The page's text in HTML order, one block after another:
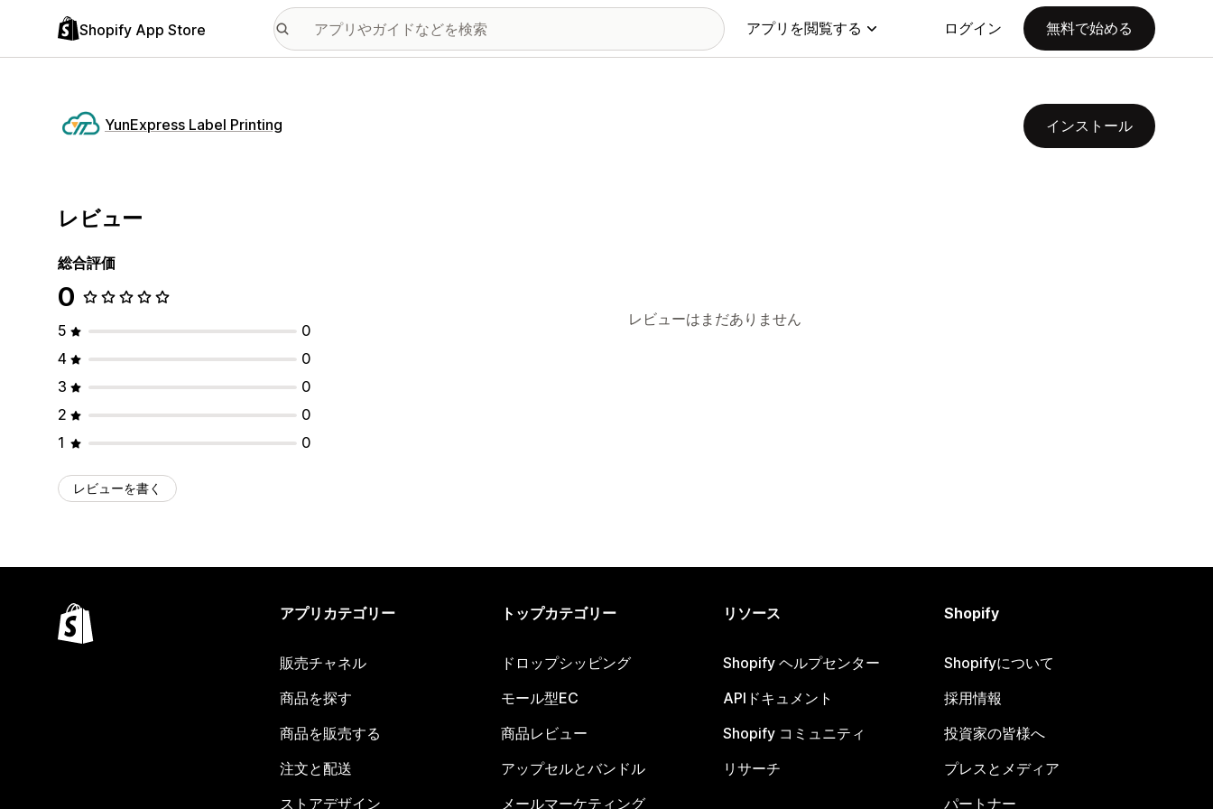
Shopify App Store アプリを閲覧する ログイン 無料で始める
YunExpress Label Printing インストール
レビュー
総合評価
0
5
0
4
0
3
0
2
0
1
0
レビューを書く
レビューはまだありません
アプリカテゴリー
販売チャネル
商品を探す
商品を販売する
注文と配送
ストアデザイン
トップカテゴリー
ドロップシッピング
モール型EC
商品レビュー
アップセルとバンドル
メールマーケティング
リソース
Shopify ヘルプセンター
APIドキュメント
Shopify コミュニティ
リサーチ
Shopify
Shopifyについて
採用情報
投資家の皆様へ
プレスとメディア
パートナー